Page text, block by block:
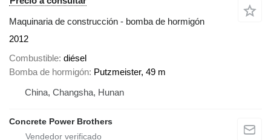
Maquinaria de construcción - bomba de hormigón
2012
Combustible diésel
Bomba de hormigón Putzmeister, 49 m
China, Changsha, Hunan
Concrete Power Brothers